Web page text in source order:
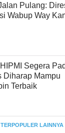
Pulang:
Wabup Way
Segera
Diharap Mampu
Terbaik
TERPOPULER LAINNYA